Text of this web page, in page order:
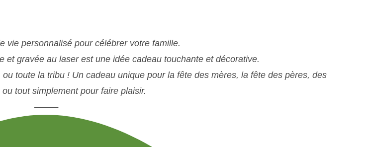
vie personnalisé pour célébrer votre famille.
et gravée au laser est une idée cadeau touchante et décorative.
toute la tribu ! Un cadeau unique pour la fête des mères, la fête des pères, des
tout simplement pour faire plaisir.
⸻